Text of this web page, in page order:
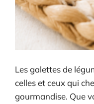
Les galettes de
celles et ceux qui
gourmandise. Que